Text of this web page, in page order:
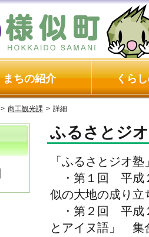
まちの紹介 くら
> 商工観光課 > 詳細
ふるさとジ
「ふるさとジオ
・第１回 平成
似の大地の成り
・第２回 平成
とアイヌ語」 集